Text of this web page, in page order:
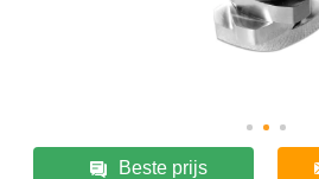
Beste prijs